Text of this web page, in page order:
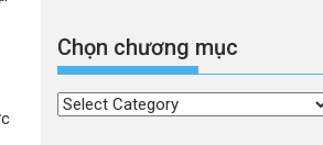
Chọn chương mục
Chọn